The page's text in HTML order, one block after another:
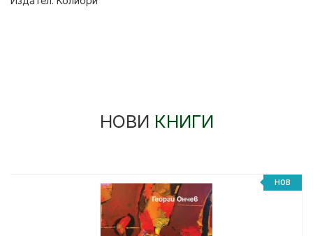
НОВИ КНИГИ
НОВ